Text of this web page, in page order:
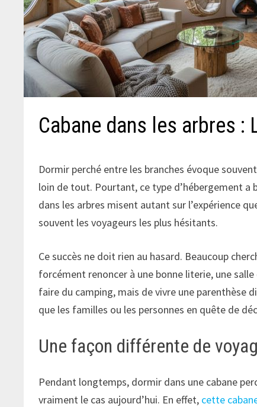
Cabane dans les arbres
Dormir perché entre les branches évoque
loin de tout. Pourtant, ce type d’hébergement a
dans les arbres misent autant sur l’expérience
souvent les voyageurs les plus hésitants.
Ce succès ne doit rien au hasard. Beaucoup
forcément renoncer à une bonne literie, une salle
faire du camping, mais de vivre une parenthèse
que les familles ou les personnes en quête de
Une façon différente de
Pendant longtemps, dormir dans une cabane
vraiment le cas aujourd’hui. En effet, cette